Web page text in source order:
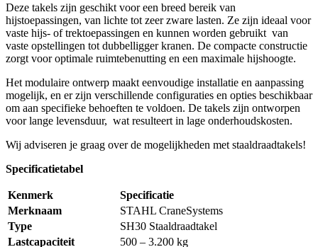
Deze takels zijn geschikt voor een breed bereik van
hijstoepassingen, van lichte tot zeer zware lasten. Ze zijn ideaal voor
vaste hijs- of trektoepassingen en kunnen worden gebruikt van
vaste opstellingen tot dubbelligger kranen. De compacte constructie
zorgt voor optimale ruimtebenutting en een maximale hijshoogte.
Het modulaire ontwerp maakt eenvoudige installatie en aanpassing
mogelijk, en er zijn verschillende configuraties en opties beschikbaar
om aan specifieke behoeften te voldoen. De takels zijn ontworpen
voor lange levensduur, wat resulteert in lage onderhoudskosten.
Wij adviseren je graag over de mogelijkheden met staaldraadtakels!
Specificatietabel
Kenmerk
Specificatie
Merknaam
STAHL CraneSystems
Type
SH30 Staaldraadtakel
Lastcapaciteit
500 – 3.200 kg